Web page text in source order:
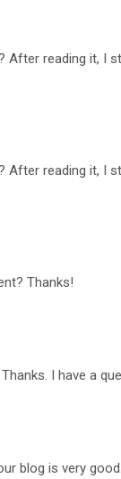
reading it, I
reading it, I
Thanks!
I have a
blog is very good.